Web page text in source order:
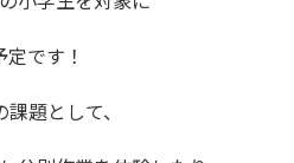
です！
題として、